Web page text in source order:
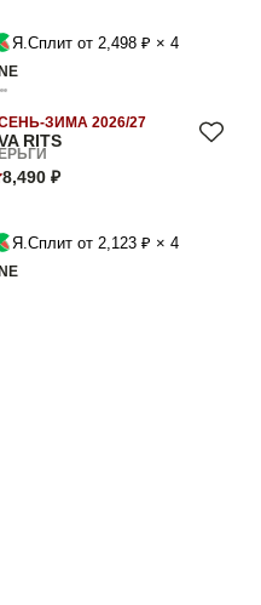
Я.Сплит от 2,498 ₽ × 4
RITS
ЗИМА 2026/27
8,490 ₽
Я.Сплит от 2,123 ₽ × 4